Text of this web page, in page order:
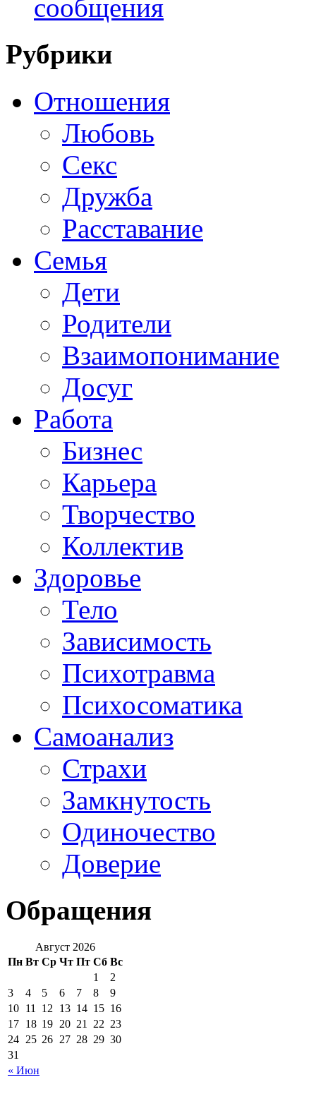
сообщения
Рубрики
Отношения
Любовь
Секс
Дружба
Расставание
Семья
Дети
Родители
Взаимопонимание
Досуг
Работа
Бизнес
Карьера
Творчество
Коллектив
Здоровье
Тело
Зависимость
Психотравма
Психосоматика
Самоанализ
Страхи
Замкнутость
Одиночество
Доверие
Обращения
Август 2026
Пн Вт Ср Чт Пт Сб Вс
« Июн
1
2
3
4 5 6 7 8
9
10 11 12 13 14 15 16
17 18 19 20 21 22 23
24 25 26 27 28 29 30
31